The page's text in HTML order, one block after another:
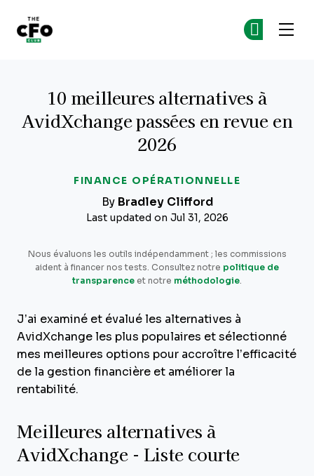
FINANCE OPÉRATIONNELLE
10 meilleures alternatives à
AvidXchange passées en revue en
2026
By Bradley Clifford
Last updated on Jul 31, 2026
Nous évaluons les outils indépendamment ; les commissions
aident à financer nos tests. Consultez notre politique de
transparence et notre méthodologie.
J’ai examiné et évalué les alternatives à
AvidXchange les plus populaires et sélectionné
mes meilleures options pour accroître l’efficacité
de la gestion financière et améliorer la
rentabilité.
Meilleures alternatives à
AvidXchange - Liste courte